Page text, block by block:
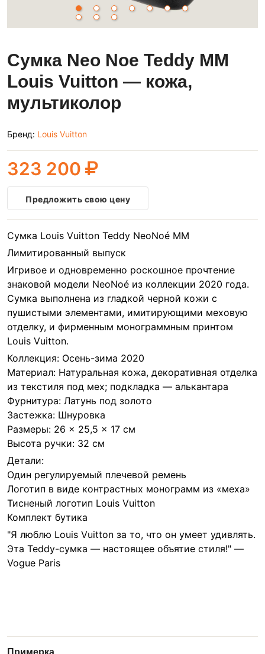
Сумка Neo Noe Teddy MM
Louis Vuitton — кожа,
мультиколор
Бренд: Louis Vuitton
323 200
Предложить свою цену
Сумка Louis Vuitton Teddy NeoNoé MM
Лимитированный выпуск
Игривое и одновременно роскошное прочтение
знаковой модели NeoNoé из коллекции 2020 года.
Сумка выполнена из гладкой черной кожи с
пушистыми элементами, имитирующими меховую
отделку, и фирменным монограммным принтом
Louis Vuitton.
Коллекция: Осень-зима 2020
Материал: Натуральная кожа, декоративная отделка
из текстиля под мех; подкладка — алькантара
Фурнитура: Латунь под золото
Застежка: Шнуровка
Размеры: 26 × 25,5 × 17 см
Высота ручки: 32 см
Детали:
Один регулируемый плечевой ремень
Логотип в виде контрастных монограмм из «меха»
Тисненый логотип Louis Vuitton
Комплект бутика
"Я люблю Louis Vuitton за то, что он умеет удивлять.
Эта Teddy-сумка — настоящее объятие стиля!" —
Vogue Paris
Примерка